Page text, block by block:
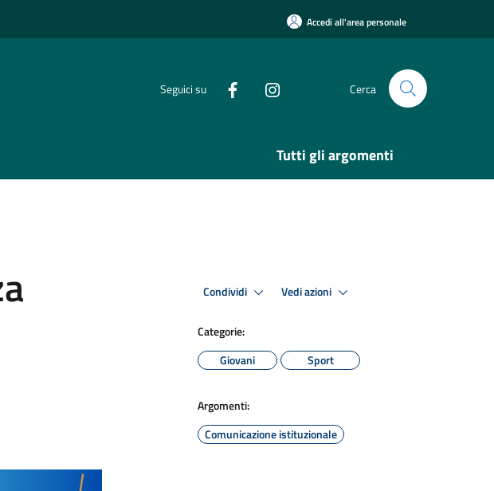
Accedi all'area personale
Seguici su Cerca
Tutti gli argomenti
Condividi Vedi azioni
Categorie:
Giovani
Sport
Argomenti:
Comunicazione istituzionale